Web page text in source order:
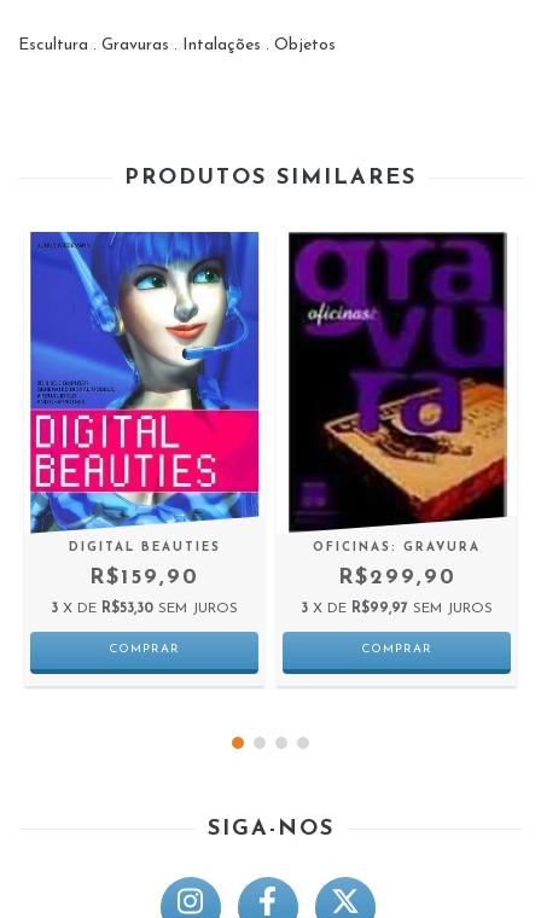
Escultura . Gravuras . Intalações . Objetos
PRODUTOS SIMILARES
DIGITAL BEAUTIES
R$159,90
3 X DE R$53,30 SEM JUROS
OFICINAS: GRAVURA
R$299,90
3 X DE R$99,97 SEM JUROS
SIGA-NOS